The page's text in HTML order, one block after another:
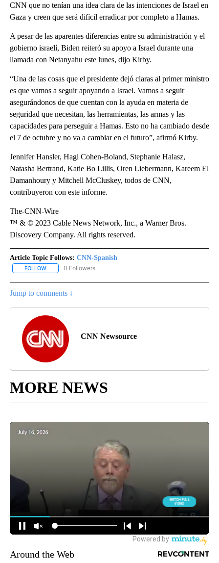
CNN que no tenían una idea clara de las intenciones de Israel en
Gaza y creen que será difícil erradicar por completo a Hamas.
A pesar de las aparentes diferencias entre su administración y el
gobierno israelí, Biden reiteró su apoyo a Israel durante una
llamada con Netanyahu este lunes, dijo Kirby.
“Una de las cosas que el presidente dejó claras al primer ministro
es que vamos a seguir apoyando a Israel. Vamos a seguir
asegurándonos de que cuentan con la ayuda en materia de
seguridad que necesitan, las herramientas, las armas y las
capacidades para perseguir a Hamas. Esto no ha cambiado desde
el 7 de octubre y no va a cambiar en el futuro”, afirmó Kirby.
Jennifer Hansler, Hagi Cohen-Boland, Stephanie Halasz,
Natasha Bertrand, Katie Bo Lillis, Oren Liebermann, Kareem El
Damanhoury y Mitchell McCluskey, todos de CNN,
contribuyeron con este informe.
The-CNN-Wire
™ & © 2023 Cable News Network, Inc., a Warner Bros.
Discovery Company. All rights reserved.
Article Topic Follows: CNN-Spanish
FOLLOW FOLLOW "CNN-SPANISH" TO RECEIVE NOTIFICATIONS ABOUT
0 Followers
Jump to comments ↓
CNN Newsource
MORE NEWS
Around the Web